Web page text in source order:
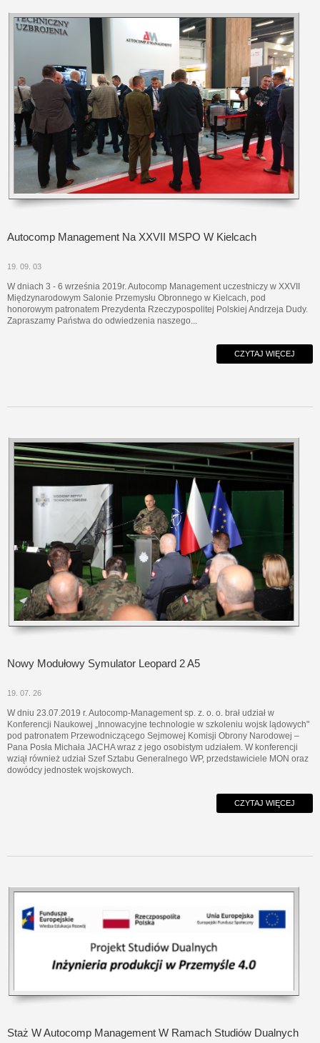
Autocomp Management Na XXVII MSPO W Kielcach
19. 09. 03
W dniach 3 - 6 września 2019r. Autocomp Management uczestniczy w XXVII
Międzynarodowym Salonie Przemysłu Obronnego w Kielcach, pod
honorowym patronatem Prezydenta Rzeczypospolitej Polskiej Andrzeja Dudy.
Zapraszamy Państwa do odwiedzenia naszego...
CZYTAJ WIĘCEJ
Nowy Modułowy Symulator Leopard 2 A5
19. 07. 26
W dniu 23.07.2019 r. Autocomp-Management sp. z. o. o. brał udział w
Konferencji Naukowej „Innowacyjne technologie w szkoleniu wojsk lądowych"
pod patronatem Przewodniczącego Sejmowej Komisji Obrony Narodowej –
Pana Posła Michała JACHA wraz z jego osobistym udziałem. W konferencji
wziął również udział Szef Sztabu Generalnego WP, przedstawiciele MON oraz
dowódcy jednostek wojskowych.
CZYTAJ WIĘCEJ
Staż W Autocomp Management W Ramach Studiów Dualnych